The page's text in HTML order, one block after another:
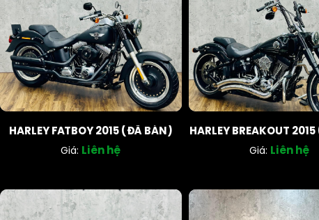
HARLEY FATBOY 2015 (ĐÃ BÁN)
Giá: Liên hệ
HARLEY BREAKOUT
Giá: Liên hệ